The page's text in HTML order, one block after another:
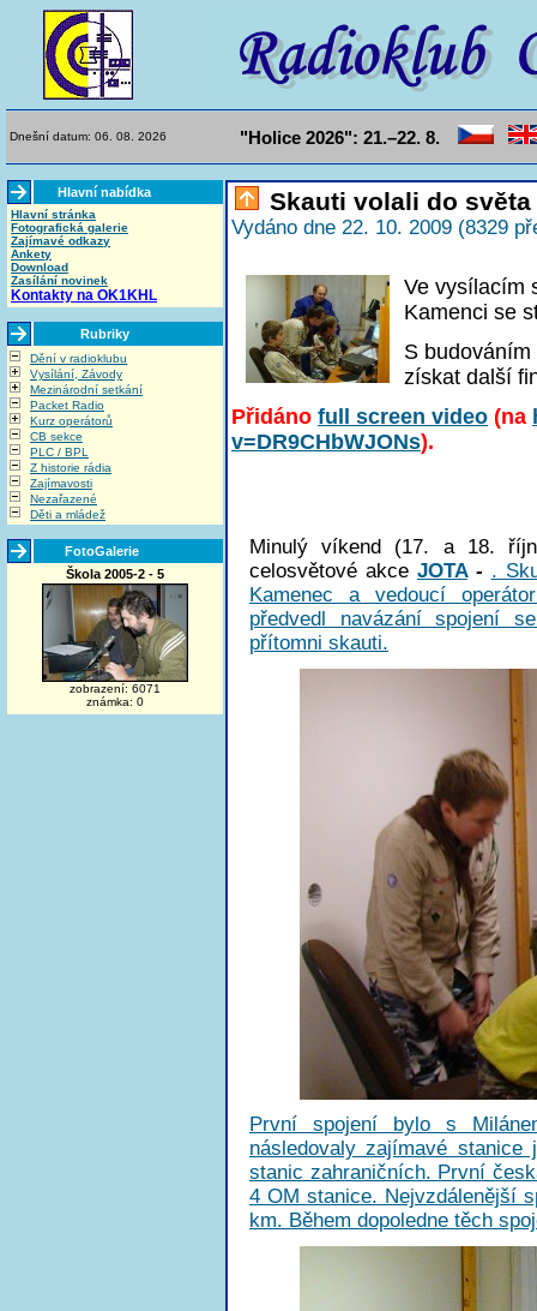
Dnešní datum: 06. 08. 2026 "Holice 2026": 21.–22. 8.
Hlavní nabídka
Hlavní stránka
Fotografická galerie
Zajímavé odkazy
Ankety
Download
Zasílání novinek
Kontakty na OK1KHL
Rubriky
Dění v radioklubu
Vysílání, Závody
Mezinárodní setkání
Packet Radio
Kurz operátorů
CB sekce
PLC / BPL
Z historie rádia
Zajímavosti
Nezařazené
Děti a mládež
FotoGalerie
Škola 2005-2 - 5
zobrazení: 6071
známka: 0
Skauti volali do světa
Vydáno dne 22. 10. 2009 (8329
Ve vysílacím
Kamenci se
S
získat další
Přidáno full screen video (na
v=DR9CHbWJONs).
Minulý víkend (17. a 18.
celosvětové akce JOTA- .
Kamenec a vedoucí
předvedl navázání spojení
přítomni skauti.
První spojení bylo s
následovaly zajímavé
stanic zahraničních. První
4 OM stanice. Nejvzdálenější
km. Během dopoledne těch